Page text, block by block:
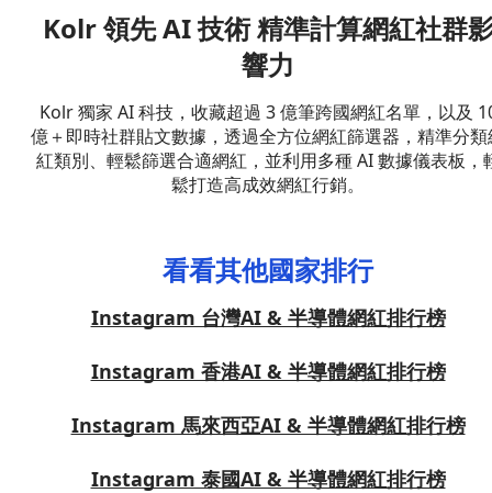
Kolr 領先 AI 技術 精準計算網紅社群
響力
Kolr 獨家 AI 科技，收藏超過 3 億筆跨國網紅名單，以及
億＋即時社群貼文數據，透過全方位網紅篩選器，精準分類
紅類別、輕鬆篩選合適網紅，並利用多種 AI 數據儀表板，
鬆打造高成效網紅行銷。
看看其他國家排行
Instagram 台灣AI & 半導體網紅排行榜
Instagram 香港AI & 半導體網紅排行榜
Instagram 馬來西亞AI & 半導體網紅排行榜
Instagram 泰國AI & 半導體網紅排行榜